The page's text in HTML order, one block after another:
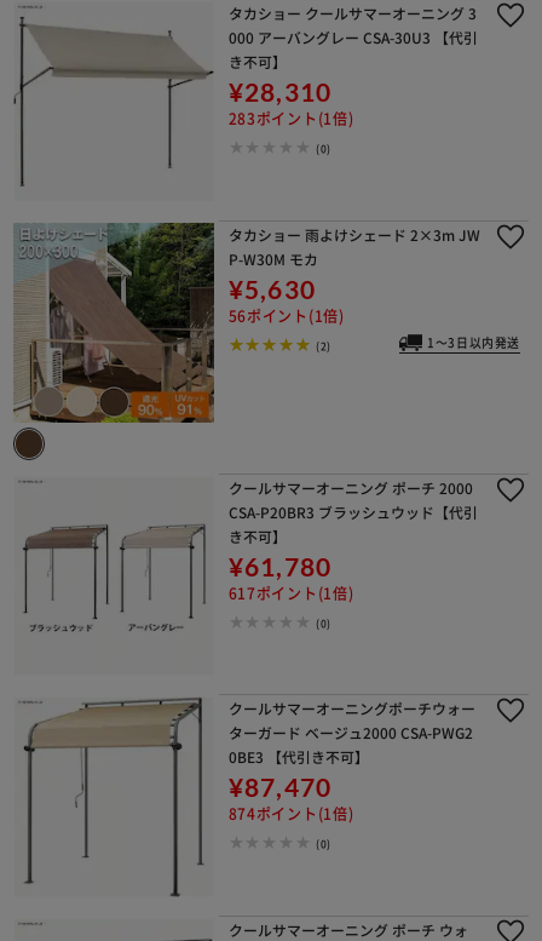
タカショー クールサマーオーニング 3
000 アーバングレー CSA-30U3 【代引
き不可】
¥28,310
283ポイント(1倍)
(0)
タカショー 雨よけシェード 2×3m JW
P-W30M モカ
¥5,630
56ポイント(1倍)
(2) 1～3日以内発送
クールサマーオーニング ポーチ 2000
CSA-P20BR3 ブラッシュウッド【代引
き不可】
¥61,780
617ポイント(1倍)
(0)
クールサマーオーニングポーチウォー
ターガード ベージュ2000 CSA-PWG2
0BE3 【代引き不可】
¥87,470
874ポイント(1倍)
(0)
クールサマーオーニング ポーチ ウォ